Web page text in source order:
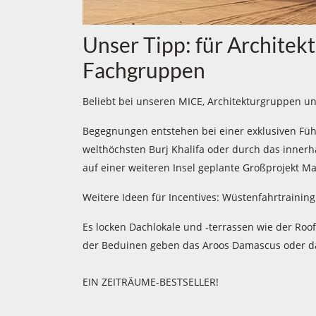
Unser Tipp: für
Fachgruppen
Beliebt bei unseren MICE, Architekturgruppen
Begegnungen entstehen bei einer exklusiven
welthöchsten Burj Khalifa oder durch das
auf einer weiteren Insel geplante Großprojekt
Weitere Ideen für Incentives:
Es locken Dachlokale und -terrassen wie der
der Beduinen geben das Aroos Damascus oder
EIN ZEITRÄUME-BESTSELLER!